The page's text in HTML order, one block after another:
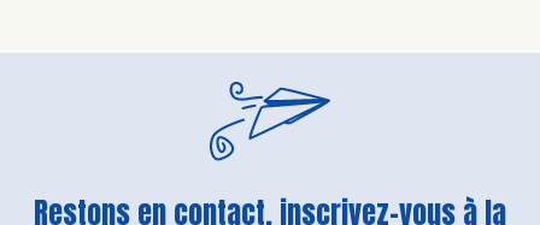
Restons en contact, inscrivez-vous à la